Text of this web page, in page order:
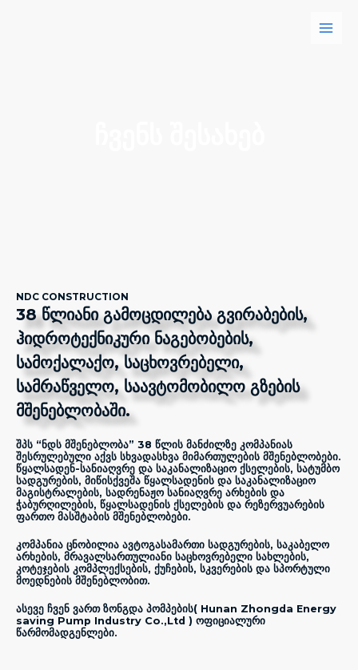
NDC CONSTRUCTION
38 წლიანი გამოცდილება გვირაბების,
ჰიდროტექნიკური ნაგებობების,
სამოქალაქო, საცხოვრებელი,
სამრაწველო, საავტომობილო გზების
მშენებლობაში.
შპს “ნდს მშენებლობა” 38 წლის მანძილზე კომპანიას
შესრულებული აქვს სხვადასხვა მიმართულების მშენებლობები.
წყალსადენ-სანიაღვრე და საკანალიზაციო ქსელების, სატუმბო
სადგურების, მიწისქვეშა წყალსადენის და საკანალიზაციო
მაგისტრალების, სადრენაჟო სანიაღვრე არხების და
ჭაბურღილების, წყალსადენის ქსელების და რეზერვუარების
ფართო მასშტაბის მშენებლობები.
კომპანია ცნობილია ავტოგასამართი სადგურების, საკაბელო
არხების, მრავალსართულიანი საცხოვრებელი სახლების,
კოტეჯების კომპლექსების, ქუჩების, სკვერების და სპორტული
მოედნების მშენებლობით.
ასევე ჩვენ ვართ ზონგდა პომპების( Hunan Zhongda Energy
saving Pump Industry Co.,Ltd ) ოფიციალური
წარმომადგენლები.